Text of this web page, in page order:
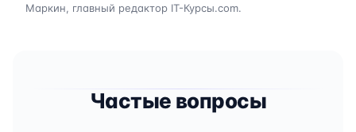
Маркин, главный редактор IT-Курсы.com.
Частые вопросы